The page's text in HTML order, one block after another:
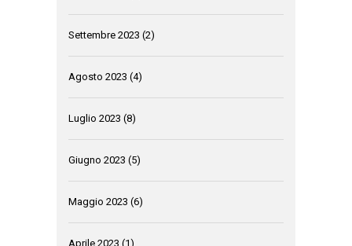
Settembre 2023 (2)
Agosto 2023 (4)
Luglio 2023 (8)
Giugno 2023 (5)
Maggio 2023 (6)
Aprile 2023 (1)